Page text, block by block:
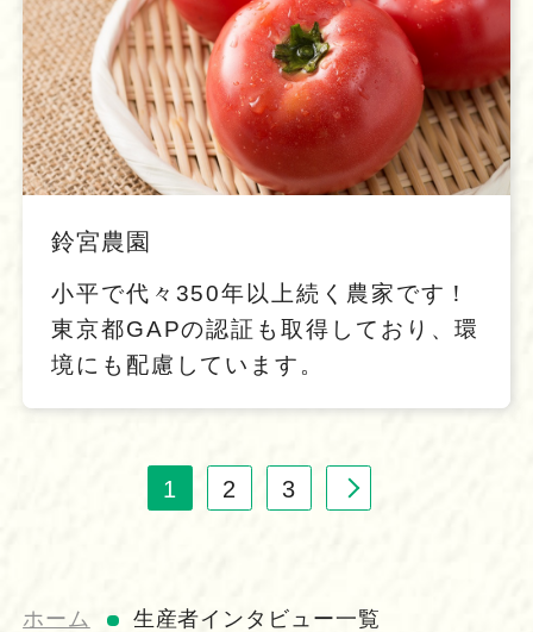
鈴宮農園
小平で代々350年以上続く農家です！
東京都GAPの認証も取得しており、環
境にも配慮しています。
1 2 3
ホーム 生産者インタビュー一覧